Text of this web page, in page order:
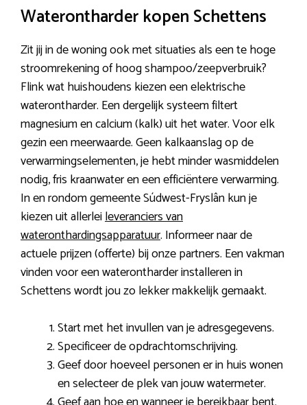
Waterontharder kopen Schettens
Zit jij in de woning ook met situaties als een te hoge
stroomrekening of hoog shampoo/zeepverbruik?
Flink wat huishoudens kiezen een elektrische
waterontharder. Een dergelijk systeem filtert
magnesium en calcium (kalk) uit het water. Voor elk
gezin een meerwaarde. Geen kalkaanslag op de
verwarmingselementen, je hebt minder wasmiddelen
nodig, fris kraanwater en een efficiëntere verwarming.
In en rondom gemeente Súdwest-Fryslân kun je
kiezen uit allerleileveranciers van
wateronthardingsapparatuur. Informeer naar de
actuele prijzen (offerte) bij onze partners. Een vakman
vinden voor een waterontharder installeren in
Schettens wordt jou zo lekker makkelijk gemaakt.
Start met het invullen van je adresgegevens.
Specificeer de opdrachtomschrijving.
Geef door hoeveel personen er in huis wonen
en selecteer de plek van jouw watermeter.